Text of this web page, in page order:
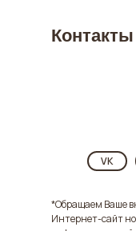
VK
*Обращаем Ваше
Интернет-сайт